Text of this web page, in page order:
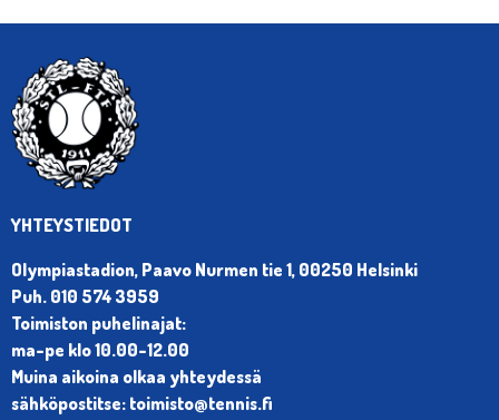
YHTEYSTIEDOT
Olympiastadion, Paavo Nurmen tie 1, 00250 Helsinki
Puh. 010 574 3959
Toimiston puhelinajat:
ma-pe klo 10.00-12.00
Muina aikoina olkaa yhteydessä
sähköpostitse: toimisto@tennis.fi